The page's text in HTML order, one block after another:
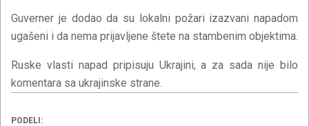
Guverner je dodao da su lokalni požari izazvani napadom
ugašeni i da nema prijavljene štete na stambenim objektima.
Ruske vlasti napad pripisuju Ukrajini, a za sada nije bilo
komentara sa ukrajinske strane.
PODELI: